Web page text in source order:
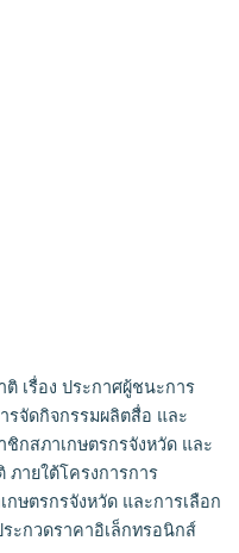
เรื่อง ประกาศผู้ชนะการ
รจัดกิจกรรมผลิตสื่อ และ
กสภาเกษตรกรจังหวัด และ
ภายใต้โครงการการ
ษตรกรจังหวัด และการเลือก
ะกวดราคาอิเล็กทรอนิกส์